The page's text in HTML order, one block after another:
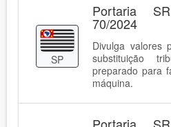
SP
Portaria
70/2024
Divulga valores
substituição
preparado para
máquina.